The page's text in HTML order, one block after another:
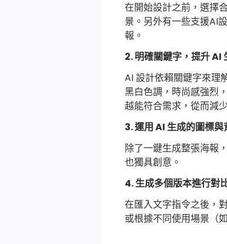
在開始設計之前，選擇
景。另外有一些支援AI
報。
2. 明確關鍵字，提升 AI
AI 設計依賴關鍵字來理
黑白色調，時尚感強烈
越能符合需求，從而減
3. 運用 AI 生成的圖標與
除了一鍵生成整張海報
也獨具創意。
4. 生成多個版本進行對
在匯入文字指令之後，
或根據不同使用場景（